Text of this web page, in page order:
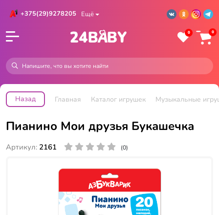
+375(29)9278205 Ещё
0 0
Назад Главная Каталог игрушек Музыкальные
Пианино Мои друзья Букашечка
Артикул: 2161 (0)